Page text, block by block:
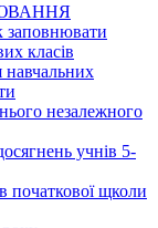
заповнювати
класів
незалежного
учнів 5-
початкової щколи